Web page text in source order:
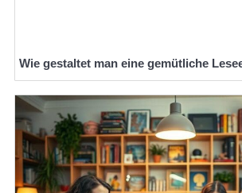
Wie gestaltet man eine gemütliche